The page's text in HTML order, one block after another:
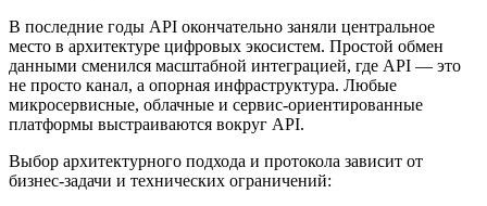
В последние годы API окончательно заняли центральное
место в архитектуре цифровых экосистем. Простой обмен
данными сменился масштабной интеграцией, где API — это
не просто канал, а опорная инфраструктура. Любые
микросервисные, облачные и сервис-ориентированные
платформы выстраиваются вокруг API.
Выбор архитектурного подхода и протокола зависит от
бизнес-задачи и технических ограничений: